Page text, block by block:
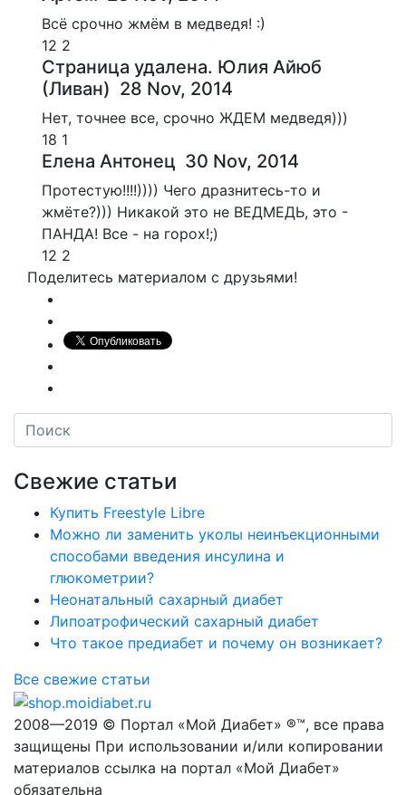
Всё срочно жмём в медведя! :)
12 2
Страница удалена. Юлия Айюб
(Ливан) 28 Nov, 2014
Нет, точнее все, срочно ЖДЕМ медведя)))
18 1
Елена Антонец 30 Nov, 2014
Протестую!!!!)))) Чего дразнитесь-то и
жмёте?))) Никакой это не ВЕДМЕДЬ, это -
ПАНДА! Все - на горох!;)
12 2
Поделитесь материалом с друзьями!
Свежие статьи
Купить Freestyle Libre
Можно ли заменить уколы неинъекционными
способами введения инсулина и
глюкометрии?
Неонатальный сахарный диабет
Липоатрофический сахарный диабет
Что такое предиабет и почему он возникает?
Все свежие статьи
2008—2019 © Портал «Мой Диабет» ®™, все права
защищены При использовании и/или копировании
материалов ссылка на портал «Мой Диабет»
обязательна